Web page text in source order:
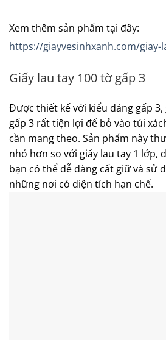
Xem thêm sản phẩm tại đây:
https://giayvesinhxanh.com/giay-
Giấy lau tay 100 tờ gấp 3
Được thiết kế với kiểu dáng gấp 3,
gấp 3 rất tiện lợi để bỏ vào túi
cần mang theo. Sản phẩm này
nhỏ hơn so với giấy lau tay 1 lớp,
bạn có thể dễ dàng cất giữ và sử
những nơi có diện tích hạn chế.